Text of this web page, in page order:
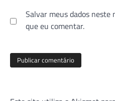
Salvar meus dados neste
que eu comentar.